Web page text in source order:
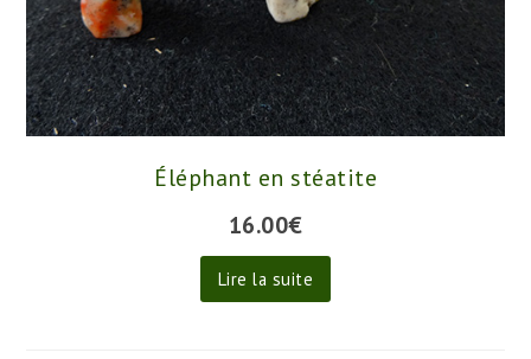
Éléphant en stéatite
16.00€
Lire la suite